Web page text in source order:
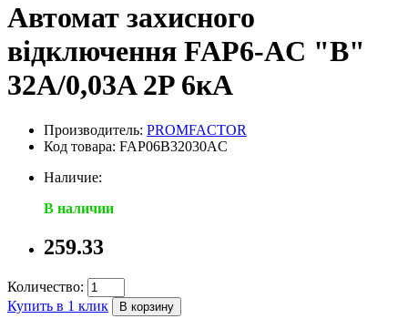
Автомат захисного
відключення FAP6-AC "B"
32А/0,03A 2P 6кА
Производитель: PROMFACTOR
Код товара: FAP06B32030AC
Наличие:
В наличии
259.33
Количество:
Купить в 1 клик
В корзину